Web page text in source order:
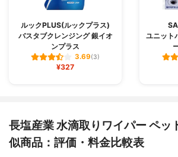
ルックPLUS(ルックプラス)
バスタブクレンジング 銀イオ
ンプラス
3.69(3)
¥327
ユニット
長塩産業 水滴取りワイパー ペッ
似商品：評価・料金比較表